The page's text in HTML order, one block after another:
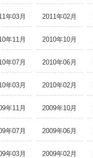
年03月 2011年02月
年11月 2010年10月
年07月 2010年06月
年03月 2010年02月
年11月 2009年10月
年07月 2009年06月
年03月 2009年02月